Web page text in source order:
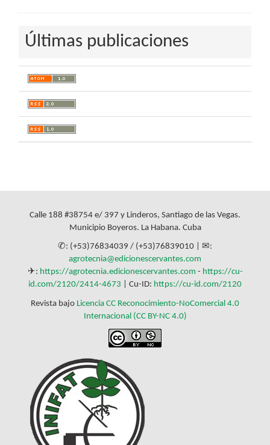
Últimas publicaciones
Calle 188 #38754 e/ 397 y Linderos, Santiago de las Vegas.
Municipio Boyeros. La Habana. Cuba
✆: (+53)76834039 / (+53)76839010 | ✉:
agrotecnia@edicionescervantes.com
✈: https://agrotecnia.edicionescervantes.com - https://cu-
id.com/2120/2414-4673 | Cu-ID: https://cu-id.com/2120
Revista bajo Licencia CC Reconocimiento-NoComercial 4.0
Internacional (CC BY-NC 4.0)